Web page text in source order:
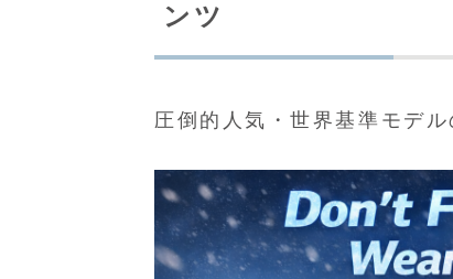
ンツ
圧倒的人気・世界基準モデ